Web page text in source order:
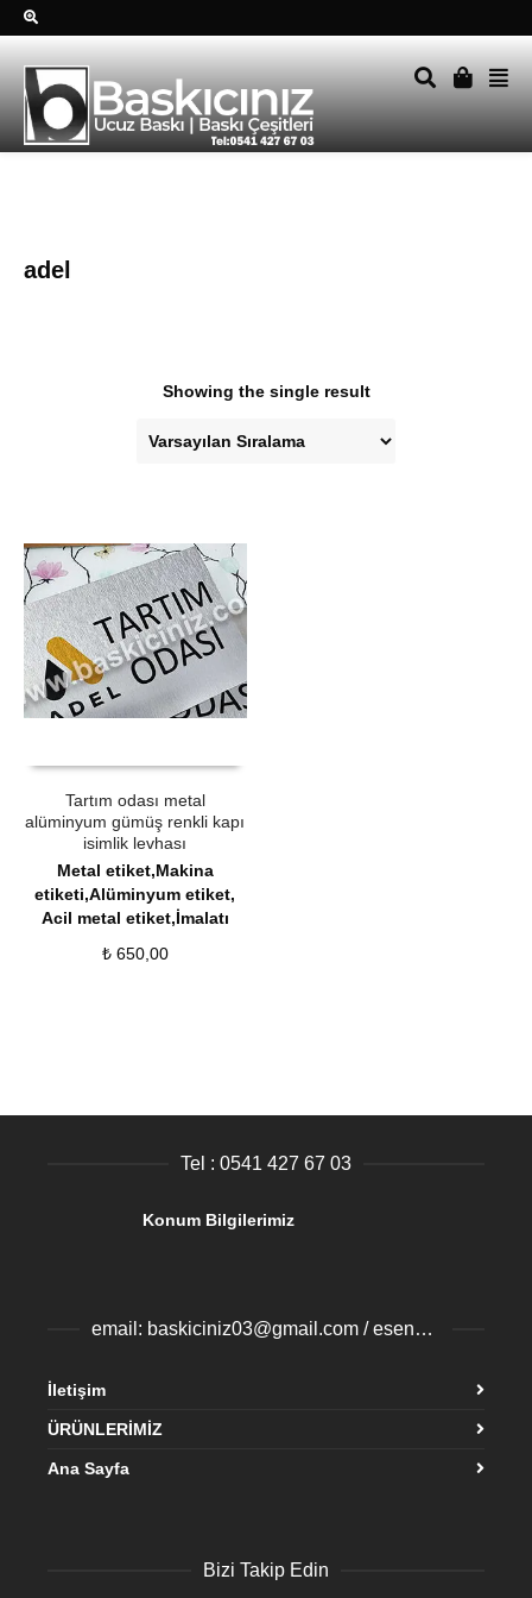
adel
Showing the single result
Tartım odası metal
alüminyum gümüş renkli kapı
isimlik levhası
Metal etiket,Makina
etiketi,Alüminyum etiket,
Acil metal etiket,İmalatı
₺650,00
Tel : 0541 427 67 03
Konum Bilgilerimiz
email: baskiciniz03@gmail.com / esenyurtbaski@gmail.com
İletişim
ÜRÜNLERİMİZ
Ana Sayfa
Bizi Takip Edin